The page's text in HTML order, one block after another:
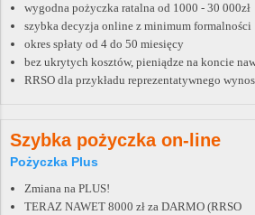
wygodna pożyczka ratalna od 1000 - 30 000zł
szybka decyzja online z minimum formalności
okres spłaty od 4 do 50 miesięcy
bez ukrytych kosztów, pieniądze na koncie
RRSO dla przykładu reprezentatywnego
Szybka pożyczka on-line
Pożyczka Plus
Zmiana na PLUS!
TERAZ NAWET 8000 zł za DARMO (RRSO